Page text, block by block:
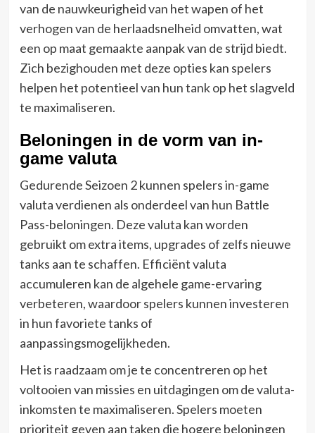
van de nauwkeurigheid van het wapen of het
verhogen van de herlaadsnelheid omvatten, wat
een op maat gemaakte aanpak van de strijd biedt.
Zich bezighouden met deze opties kan spelers
helpen het potentieel van hun tank op het slagveld
te maximaliseren.
Beloningen in de vorm van in-
game valuta
Gedurende Seizoen 2 kunnen spelers in-game
valuta verdienen als onderdeel van hun Battle
Pass-beloningen. Deze valuta kan worden
gebruikt om extra items, upgrades of zelfs nieuwe
tanks aan te schaffen. Efficiënt valuta
accumuleren kan de algehele game-ervaring
verbeteren, waardoor spelers kunnen investeren
in hun favoriete tanks of
aanpassingsmogelijkheden.
Het is raadzaam om je te concentreren op het
voltooien van missies en uitdagingen om de valuta-
inkomsten te maximaliseren. Spelers moeten
prioriteit geven aan taken die hogere beloningen